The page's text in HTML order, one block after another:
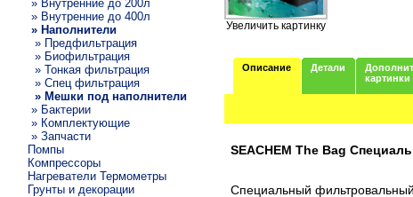
» Внутренние до 200л
» Внутренние до 400л
» Наполнители
» Предфильтрация
» Биофильтрация
» Тонкая фильтрация
» Спец фильтрация
» Мешки под наполнители
» Бактерии
» Комплектующие
» Запчасти
Помпы
Компрессоры
Нагреватели Термометры
Грунты и декорации
Увеличить картинку
Описание Детали
картинки
SEACHEM The Bag
Специальный